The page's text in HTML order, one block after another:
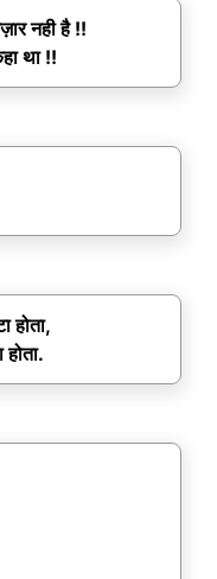
नही है !!
था !!
होता,